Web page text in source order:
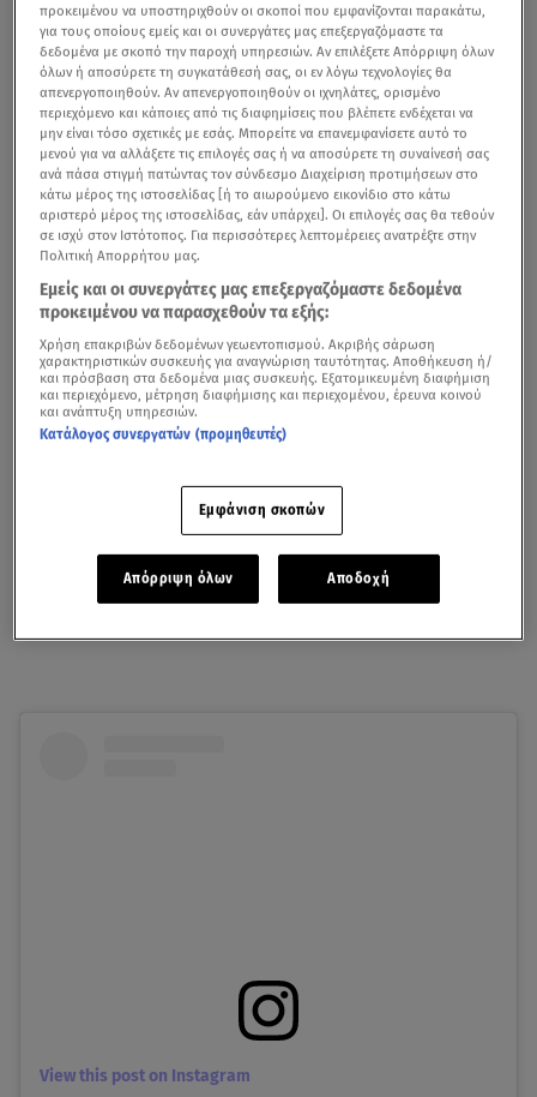
Σε πόσους από εμάς αρέσει η γυμναστική και θέλουμε
να είναι αναπόσπαστο κομμάτι της καθημερινότητάς
μας,αλλά δεν έχουμε αρκετό ελεύθερο χρόνο για να
μας για να ασκηθούμε έστω και είκοσι
λεπτά προτού φύγουμε για δουλειά;
View this post on Instagram
προκειμένου να υποστηριχθούν οι σκοποί που εμφανίζονται παρακάτω,
για τους οποίους εμείς και οι συνεργάτες μας επεξεργαζόμαστε τα
δεδομένα με σκοπό την παροχή υπηρεσιών. Αν επιλέξετε Απόρριψη όλων
όλων ή αποσύρετε τη συγκατάθεσή σας, οι εν λόγω τεχνολογίες θα
απενεργοποιηθούν. Αν απενεργοποιηθούν οι ιχνηλάτες, ορισμένο
περιεχόμενο και κάποιες από τις διαφημίσεις που βλέπετε ενδέχεται να
μην είναι τόσο σχετικές με εσάς. Μπορείτε να επανεμφανίσετε αυτό το
μενού για να αλλάξετε τις επιλογές σας ή να αποσύρετε τη συναίνεσή σας
ανά πάσα στιγμή πατώντας τον σύνδεσμο Διαχείριση προτιμήσεων στο
κάτω μέρος της ιστοσελίδας [ή το αιωρούμενο εικονίδιο στο κάτω
αριστερό μέρος της ιστοσελίδας, εάν υπάρχει]. Οι επιλογές σας θα τεθούν
σε ισχύ στον Ιστότοπος. Για περισσότερες λεπτομέρειες ανατρέξτε στην
Πολιτική Απορρήτου μας.
Εμείς και οι συνεργάτες μας επεξεργαζόμαστε δεδομένα
προκειμένου να παρασχεθούν τα εξής:
Χρήση επακριβών δεδομένων γεωεντοπισμού. Ακριβής σάρωση
χαρακτηριστικών συσκευής για αναγνώριση ταυτότητας. Αποθήκευση ή/
και πρόσβαση στα δεδομένα μιας συσκευής. Εξατομικευμένη διαφήμιση
και περιεχόμενο, μέτρηση διαφήμισης και περιεχομένου, έρευνα κοινού
και ανάπτυξη υπηρεσιών.
Κατάλογος συνεργατών (προμηθευτές)
Εμφάνιση σκοπών
Απόρριψη όλων Αποδοχή